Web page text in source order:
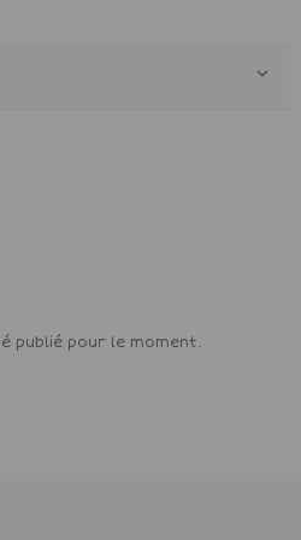
publié pour le moment.